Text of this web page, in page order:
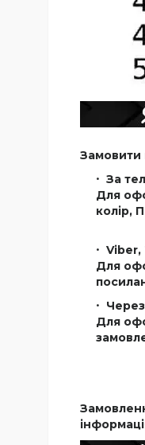
Замовити
За
Для
колір,
Viber,
Для
Для